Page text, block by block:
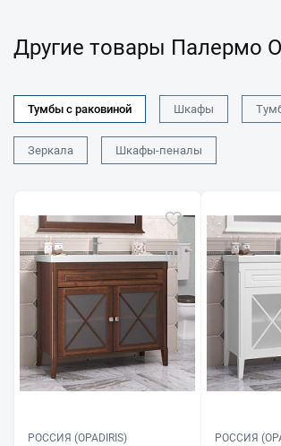
Другие товары Палермо
Тумбы с раковиной Шкафы
Зеркала Шкафы-пеналы
РОССИЯ (OPADIRIS) РОССИЯ